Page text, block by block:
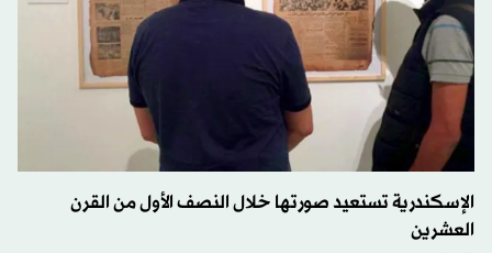
الإسكندرية تستعيد صورتها خلال النصف الأول من القرن
العشرين